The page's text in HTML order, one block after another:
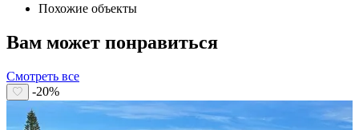
Похожие объекты
Вам может понравиться
Смотреть все
-20%